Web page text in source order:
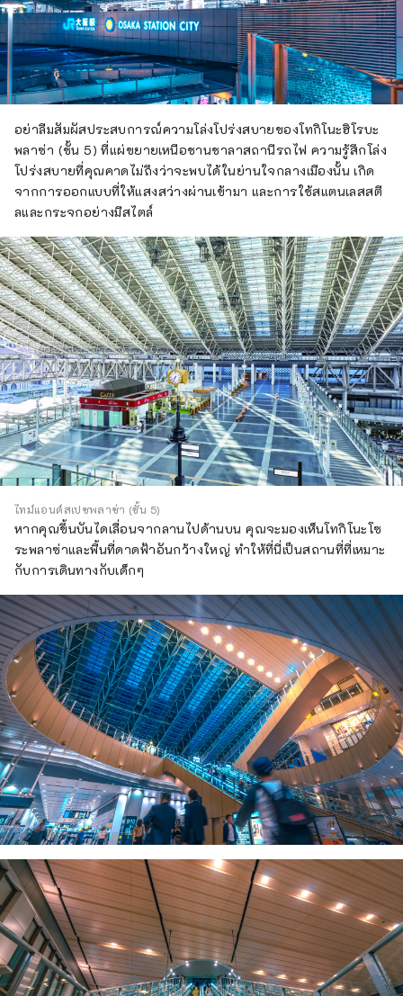
อย่าลืมสัมผัสประสบการณ์ความโล่งโปร่งสบายของโทกิโนะฮิโรบะ
พลาซ่า (ชั้น 5) ที่แผ่ขยายเหนือชานชาลาสถานีรถไฟ ความรู้สึกโล่ง
โปร่งสบายที่คุณคาดไม่ถึงว่าจะพบได้ในย่านใจกลางเมืองนั้น เกิด
จากการออกแบบที่ให้แสงสว่างผ่านเข้ามา และการใช้สแตนเลสสตี
ลและกระจกอย่างมีสไตล์
ไทม์แอนด์สเปซพลาซ่า (ชั้น 5)
หากคุณขึ้นบันไดเลื่อนจากลานไปด้านบน คุณจะมองเห็นโทกิโนะโซ
ระพลาซ่าและพื้นที่ดาดฟ้าอันกว้างใหญ่ ทำให้ที่นี่เป็นสถานที่ที่เหมาะ
กับการเดินทางกับเด็กๆ